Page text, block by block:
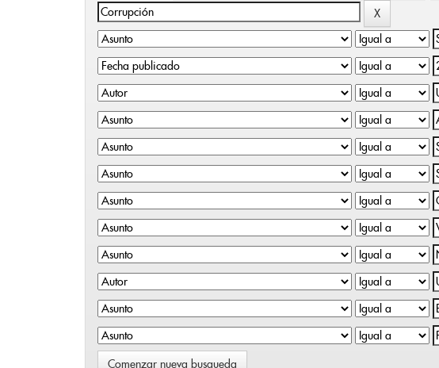
Comenzar nueva busqueda